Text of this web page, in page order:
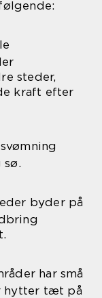
steder,
kraft efter
sø.
byder på
har små
hytter tæt på